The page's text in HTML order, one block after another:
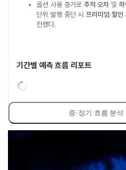
옵션 사용 증가로추적 오차및 하
단위 발행 중단 시 프리미엄·할인
전했다.
기간별 예측 흐름 리포트
중·장기 흐름 분석